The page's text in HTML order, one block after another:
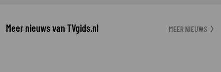
Meer nieuws van TVgids.nl MEER NIEUWS